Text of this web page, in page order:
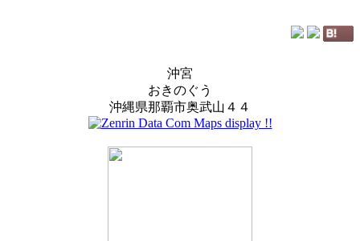
沖宮
おきのぐう
沖縄県那覇市奥武山４４